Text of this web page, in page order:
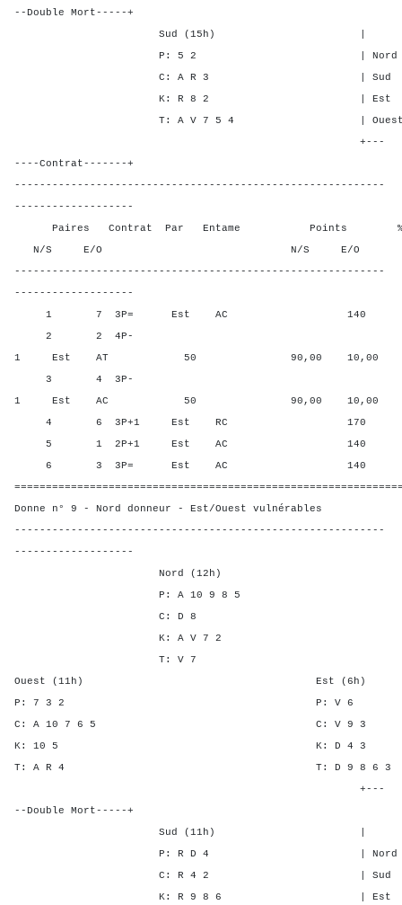
--Double Mort-----+
Sud (15h) | SA P
P: 5 2 | Nord - - 2
C: A R 3 | Sud - -
K: R 8 2 | Est 1 2
T: A V 7 5 4 | Ouest 1
+---
----Contrat-------+
-----------------------------------------------------------
-------------------
Paires Contrat Par Entame Points %
N/S E/O N/S E/O N/
-----------------------------------------------------------
-------------------
1 7 3P= Est AC 140
2 2 4P-
1 Est AT 50 90,00 10,00
3 4 3P-
1 Est AC 50 90,00 10,00
4 6 3P+1 Est RC 170 0,00
5 1 2P+1 Est AC 140
6 3 3P= Est AC 140
Donne n° 9 - Nord donneur - Est/Ouest vulnérables
-----------------------------------------------------------
-------------------
Nord (12h)
P: A 10 9 8 5
C: D 8
K: A V 7 2
T: V 7
Ouest (11h) Est (6h)
P: 7 3 2 P:
C: A 10 7 6 5 C: V
K: 10 5 K: D
T: A R 4 T: D 9 8
+---
--Double Mort-----+
Sud (11h) | SA P
P: R D 4 | Nord 1 4
C: R 4 2 | Sud 1 4
K: R 9 8 6 | Est - -